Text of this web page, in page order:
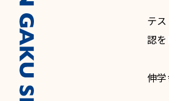
テ
認を
伸